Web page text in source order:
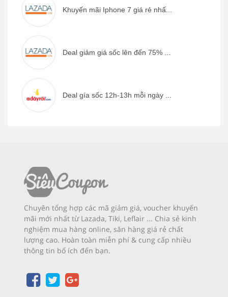
Khuyến mãi Iphone 7 giá rẻ nhấ...
Deal giảm giá sốc lên đến 75% ...
Deal gía sốc 12h-13h mỗi ngày ...
Chuyên tổng hợp các mã giảm giá, voucher khuyến
mãi mới nhất từ Lazada, Tiki, Leflair ... Chia sẻ kinh
nghiệm mua hàng online, săn hàng giá rẻ chất
lượng cao. Hoàn toàn miễn phí & cung cấp nhiều
thông tin bổ ích đến bạn.